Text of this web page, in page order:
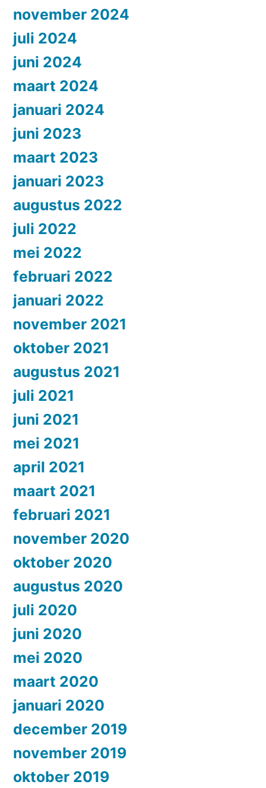
november 2024
juli 2024
juni 2024
maart 2024
januari 2024
juni 2023
maart 2023
januari 2023
augustus 2022
juli 2022
mei 2022
februari 2022
januari 2022
november 2021
oktober 2021
augustus 2021
juli 2021
juni 2021
mei 2021
april 2021
maart 2021
februari 2021
november 2020
oktober 2020
augustus 2020
juli 2020
juni 2020
mei 2020
maart 2020
januari 2020
december 2019
november 2019
oktober 2019